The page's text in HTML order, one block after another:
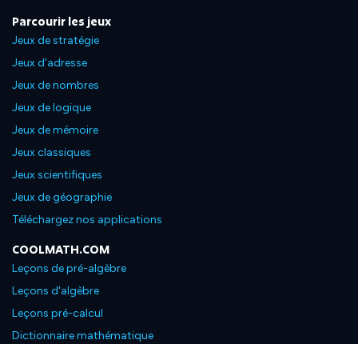
Parcourir les jeux
Jeux de stratégie
Jeux d'adresse
Jeux de nombres
Jeux de logique
Jeux de mémoire
Jeux classiques
Jeux scientifiques
Jeux de géographie
Téléchargez nos applications
COOLMATH.COM
Leçons de pré-algèbre
Leçons d'algèbre
Leçons pré-calcul
Dictionnaire mathématique